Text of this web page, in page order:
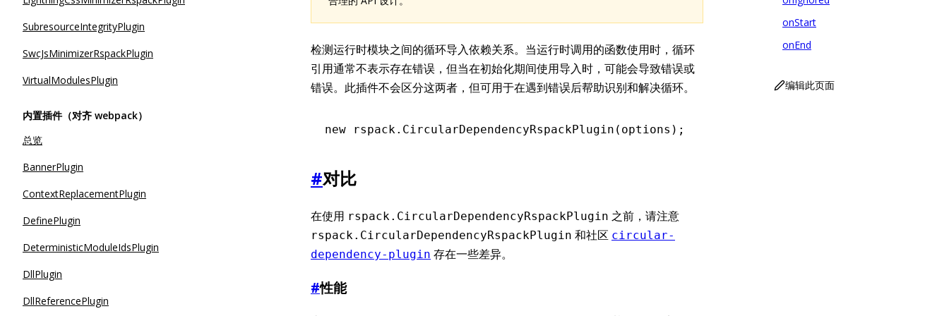
SubresourceIntegrityPlugin
SwcJsMinimizerRspackPlugin
VirtualModulesPlugin
内置插件（对齐 webpack）
总览
BannerPlugin
ContextReplacementPlugin
DefinePlugin
DeterministicModuleIdsPlugin
DllPlugin
DllReferencePlugin
检测运行时模块之间的循环导入依赖关系。当运行时调用的函数使用时，循环
引用通常不表示存在错误，但当在初始化期间使用导入时，可能会导致错误或
错误。此插件不会区分这两者，但可用于在遇到错误后帮助识别和解决循环。
new rspack.CircularDependencyRspackPlugin (options);
#对比
在使用 rspack.CircularDependencyRspackPlugin 之前，请注意
rspack.CircularDependencyRspackPlugin 和社区 circular-
dependency-plugin 存在一些差异。
#性能
onStart
onEnd
编辑此页面